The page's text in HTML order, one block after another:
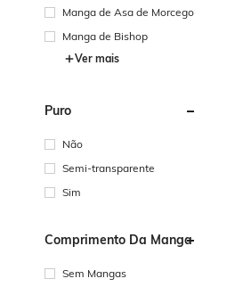
Manga de Asa de Morcego
Manga de Bishop
Ver mais
Puro
Não
Semi-transparente
Sim
Comprimento Da Manga
Sem Mangas